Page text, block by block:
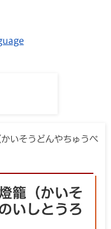
いそうどんやちゅうべ
籠（かいそ
いしとうろ